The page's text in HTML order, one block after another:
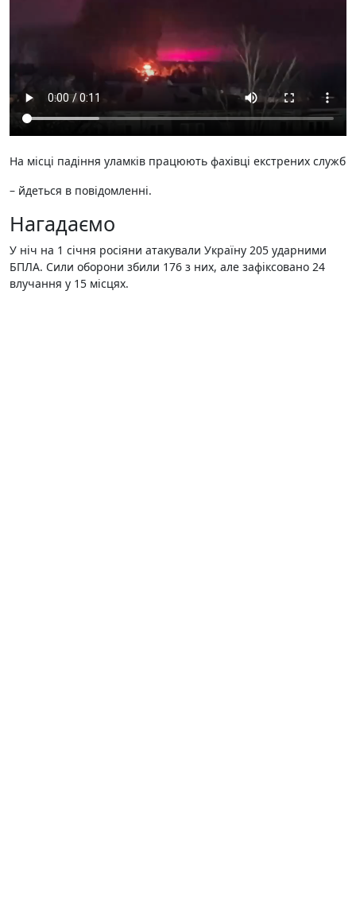
На місці падіння уламків працюють фахівці екстрених служб
– йдеться в повідомленні.
Нагадаємо
У ніч на 1 січня росіяни атакували Україну 205 ударними
БПЛА. Сили оборони збили 176 з них, але зафіксовано 24
влучання у 15 місцях.